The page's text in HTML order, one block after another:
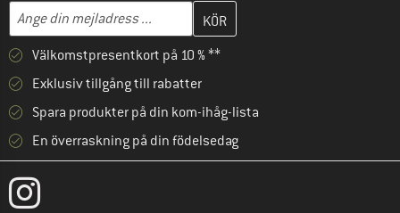
Mejladress
Skriv in din e-postadress här och skapa ditt kundkonto i nästa
Välkomstpresentkort på 10 % **
Exklusiv tillgång till rabatter
Spara produkter på din kom-ihåg-lista
En överraskning på din födelsedag